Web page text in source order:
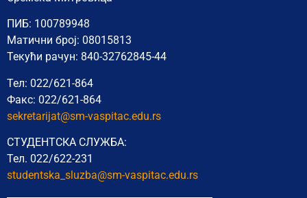
ПИБ: 100789948
Матични број: 08015813
Текући рачун: 840-32762845-44
Тел: 022/621-864
Факс: 022/621-864
sekretarijat@sm-vaspitac.edu.rs
СТУДЕНТСКА СЛУЖБА:
Тел. 022/622-231
studentska_sluzba@sm-vaspitac.edu.rs